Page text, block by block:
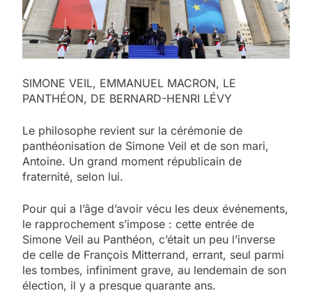
SIMONE VEIL, EMMANUEL MACRON, LE
PANTHÉON, DE BERNARD-HENRI LÉVY
Le philosophe revient sur la cérémonie de
panthéonisation de Simone Veil et de son mari,
Antoine. Un grand moment républicain de
fraternité, selon lui.
Pour qui a l’âge d’avoir vécu les deux événements,
le rapprochement s’impose : cette entrée de
Simone Veil au Panthéon, c’était un peu l’inverse
de celle de François Mitterrand, errant, seul parmi
les tombes, infiniment grave, au lendemain de son
élection, il y a presque quarante ans.